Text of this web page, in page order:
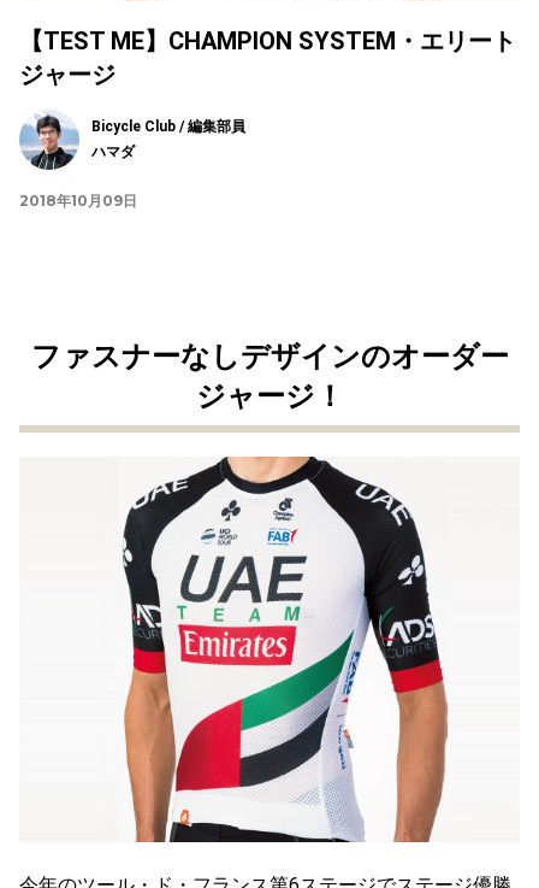
【TEST ME】CHAMPION SYSTEM・エリート
ジャージ
Bicycle Club / 編集部員
ハマダ
2018年10月09日
ファスナーなしデザインのオーダー
ジャージ！